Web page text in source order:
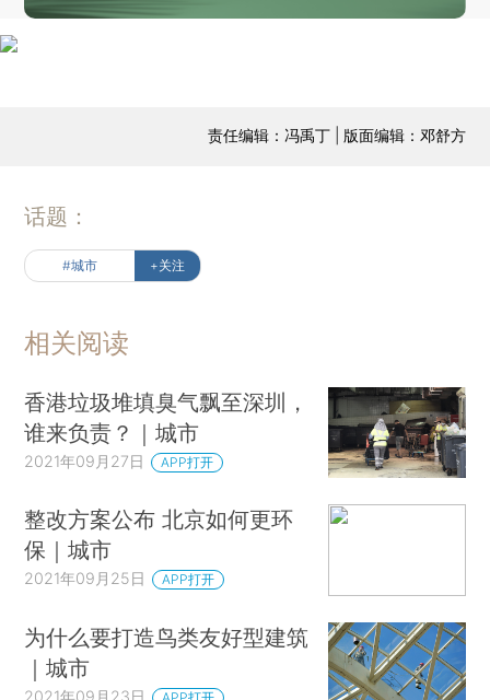
责任编辑：冯禹丁 | 版面编辑：邓舒方
话题：
#城市 +关注
相关阅读
香港垃圾堆填臭气飘至深圳，
谁来负责？｜城市
2021年09月27日 APP打开
整改方案公布 北京如何更环
保｜城市
2021年09月25日 APP打开
为什么要打造鸟类友好型建筑
｜城市
2021年09月23日